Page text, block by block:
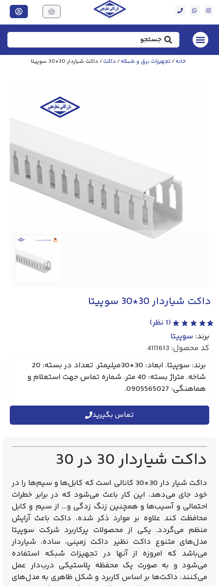
خانه/تجهیزات برق و شبکه/ داکت/ داکت شیاردار 30*30 سوپیتا
داکت شیاردار 30*30 سوپیتا
(
1 نظر)
برند: سوپیتا
کد محصول: 4111613
برند: سوپیتا. ابعاد: 30*30میلیمتر. تعداد در بسته: 20
شاخه. متراژ بسته: 40 متر. شماره تماس جهت استعلام و
هماهنگی: 0905565027.
تماس بگیرید
داکت شیاردار 30 در 30
داکت شیار دار 30*30 کانالی است که کابل‌‌ها و سیم‌ها را در
خود جای می‌دهد، این کار باعث می‌شود که در برابر خطرات
احتمالی و آسیب‌ها و همچنین زنگ زدگی و… از سیم و کابل
محافظت کند علاوه بر موارد ذکر شده، داکت باعث آرایش
منظم می‌گردد. یکی از محصولات پرکاربرد شرکت سوپیتا
مدل‌های متنوع داکت نظیر داکت زمینی، ساده، شیاردار
می‌باشد که امروزه از آنها در تجهیزات شبکه استفاده
می‌شود و به صورت یک محفظه پلاستیکی درب‌دار عمل
می‌کنند، داکت‌ها بر اساس کاربرد و شکل ظاهری به مدل‌های